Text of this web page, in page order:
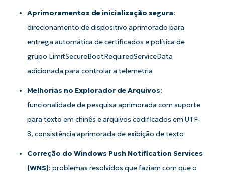
Aprimoramentos de inicialização segura:
direcionamento de dispositivo aprimorado para
entrega automática de certificados e política de
grupo LimitSecureBootRequiredServiceData
adicionada para controlar a telemetria
Melhorias no Explorador de Arquivos:
funcionalidade de pesquisa aprimorada com suporte
para texto em chinês e arquivos codificados em UTF-
8, consistência aprimorada de exibição de texto
Correção do Windows Push Notification Services
(WNS): problemas resolvidos que faziam com que o